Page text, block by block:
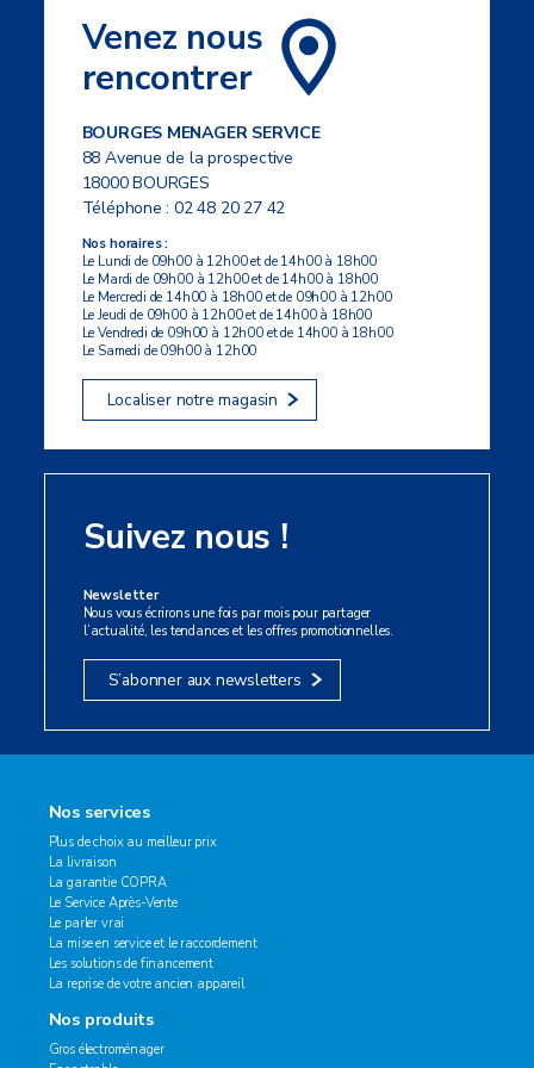
Venez nous
rencontrer
BOURGES MENAGER SERVICE
88 Avenue de la prospective
18000 BOURGES
Téléphone :02 48 20 27 42
Nos horaires :
Le Lundi de 09h00 à 12h00 et de 14h00 à 18h00
Le Mardi de 09h00 à 12h00 et de 14h00 à 18h00
Le Mercredi de 14h00 à 18h00 et de 09h00 à 12h00
Le Jeudi de 09h00 à 12h00 et de 14h00 à 18h00
Le Vendredi de 09h00 à 12h00 et de 14h00 à 18h00
Le Samedi de 09h00 à 12h00
Localiser notre magasin
Suivez nous !
Newsletter
Nous vous écrirons une fois par mois pour partager
l’actualité, les tendances et les offres promotionnelles.
S’abonner aux newsletters
Nos services
Plus de choix au meilleur prix
La livraison
La garantie COPRA
Le Service Après-Vente
Le parler vrai
La mise en service et le raccordement
Les solutions de financement
La reprise de votre ancien appareil
Nos produits
Gros électroménager